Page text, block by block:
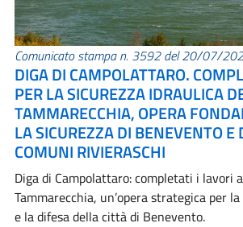
Comunicato stampa n. 3592 del 20/07/
DIGA DI CAMPOLATTARO.
PER LA SICUREZZA IDRAULICA
TAMMARECCHIA, OPERA
LA SICUREZZA DI BENEVENTO E
COMUNI RIVIERASCHI
Diga di Campolattaro: completati i lavori
Tammarecchia, un’opera strategica per
e la difesa della città di Benevento.